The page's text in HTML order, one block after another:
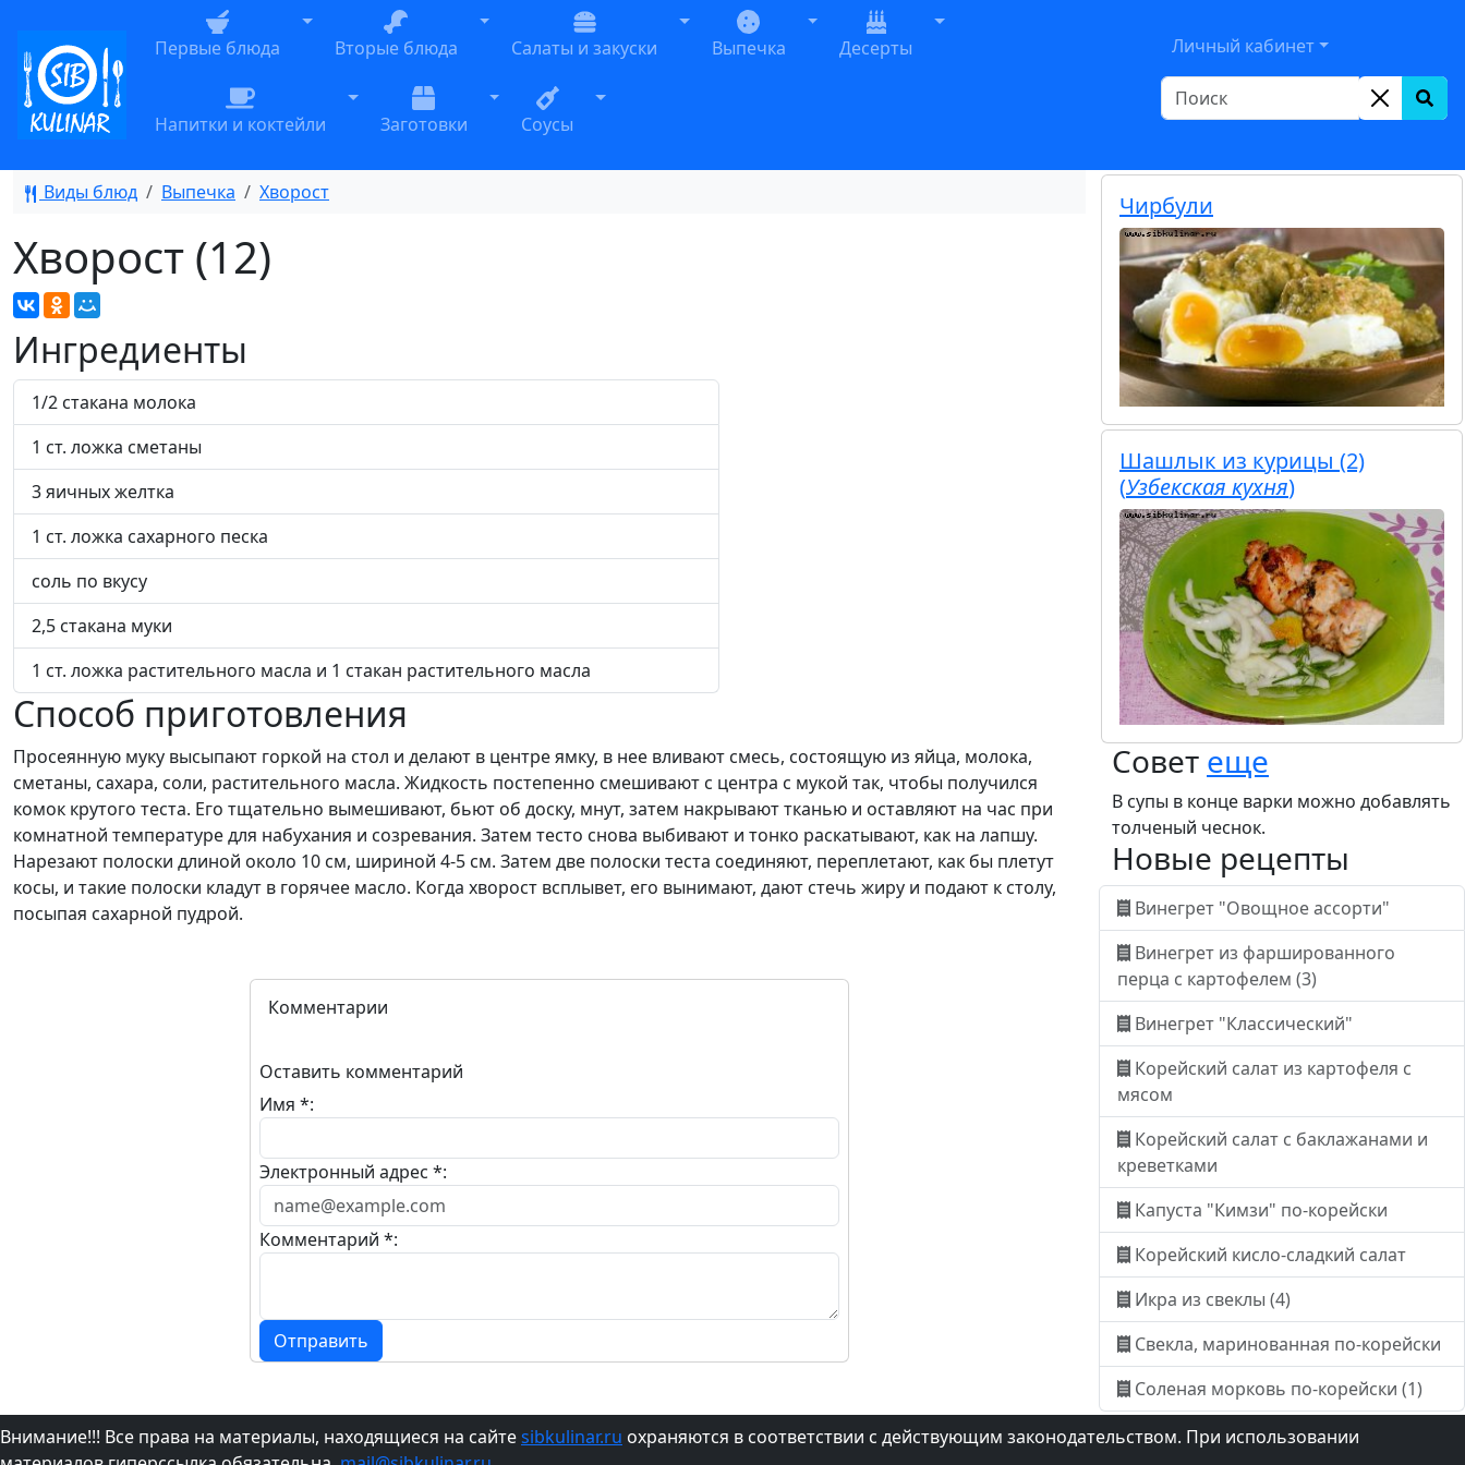
Первые блюда
Toggle Dropdown
Вторые блюда
Toggle Dropdown
Салаты и закуски
Toggle Dropdown
Выпечка
Toggle Dropdown
Десерты
Toggle Dropdown
Напитки и коктейли
Toggle Dropdown
Заготовки
Toggle Dropdown
Соусы
Toggle Dropdown
Личный кабинет
Виды блюд Выпечка Хворост
Хворост (12)
Ингредиенты
1/2 стакана молока
1 ст. ложка сметаны
3 яичных желтка
1 ст. ложка сахарного песка
соль по вкусу
2,5 стакана муки
1 ст. ложка растительного масла и 1 стакан растительного масла
Способ приготовления
Просеянную муку высыпают горкой на стол и делают в центре ямку, в нее вливают смесь, состоящую из яйца, молока,
сметаны, сахара, соли, растительного масла. Жидкость постепенно смешивают с центра с мукой так, чтобы получился
комок крутого теста. Его тщательно вымешивают, бьют об доску, мнут, затем накрывают тканью и оставляют на час при
комнатной температуре для набухания и созревания. Затем тесто снова выбивают и тонко раскатывают, как на лапшу.
Нарезают полоски длиной около 10 см, шириной 4-5 см. Затем две полоски теста соединяют, переплетают, как бы плетут
косы, и такие полоски кладут в горячее масло. Когда хворост всплывет, его вынимают, дают стечь жиру и подают к столу,
посыпая сахарной пудрой.
Комментарии
Оставить комментарий
Имя *:
Электронный адрес *:
Комментарий *:
Отправить
Чирбули
Шашлык из курицы (2)
(Узбекская кухня)
Совет еще
В супы в конце варки можно добавлять
толченый чеснок.
Новые рецепты
Винегрет "Овощное ассорти"
Винегрет из фаршированного
перца с картофелем (3)
Винегрет "Классический"
Корейский салат из картофеля с
мясом
Корейский салат с баклажанами и
креветками
Капуста "Кимзи" по-корейски
Корейский кисло-сладкий салат
Икра из свеклы (4)
Свекла, маринованная по-корейски
Соленая морковь по-корейски (1)
Внимание!!! Все права на материалы, находящиеся на сайтеsibkulinar.ru охраняются в соответствии с действующим законодательством. При использовании